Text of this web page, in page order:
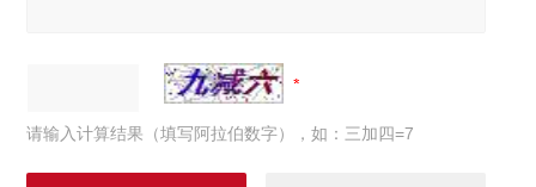
请输入计算结果（填写阿拉伯数字），如：三加四=7